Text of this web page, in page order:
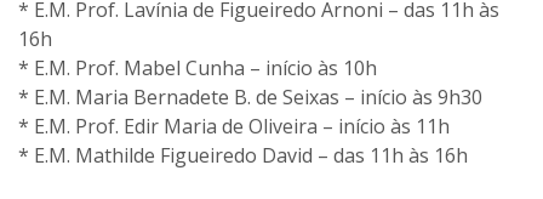
* E.M. Prof. Lavínia de Figueiredo Arnoni – das 11h às
16h
* E.M. Prof. Mabel Cunha – início às 10h
* E.M. Maria Bernadete B. de Seixas – início às 9h30
* E.M. Prof. Edir Maria de Oliveira – início às 11h
* E.M. Mathilde Figueiredo David – das 11h às 16h